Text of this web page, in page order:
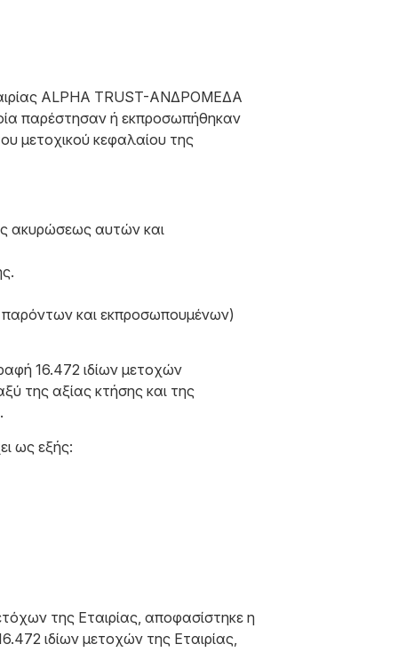
ALPHA TRUST-ΑΝΔΡΟΜΕΔΑ
παρέστησαν ή εκπροσωπήθηκαν
μετοχικού κεφαλαίου της
ακυρώσεως αυτών και
και εκπροσωπουμένων)
16.472 ιδίων μετοχών
της αξίας κτήσης και της
ως εξής:
της Εταιρίας, αποφασίστηκε η
ιδίων μετοχών της Εταιρίας,